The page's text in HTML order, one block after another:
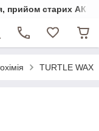
прийом старих АКБ
TURTLE WAX